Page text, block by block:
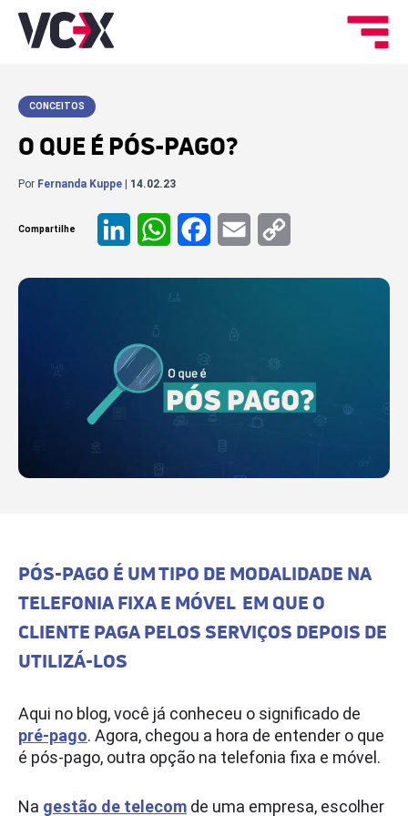
CONCEITOS
O QUE É PÓS-PAGO?
Por Fernanda Kuppe | 14.02.23
Compartilhe
PÓS-PAGO É UM TIPO DE MODALIDADE NA
TELEFONIA FIXA E MÓVEL EM QUE O
CLIENTE PAGA PELOS SERVIÇOS DEPOIS DE
UTILIZÁ-LOS
Aqui no blog, você já conheceu o significado de
pré-pago. Agora, chegou a hora de entender o que
é pós-pago, outra opção na telefonia fixa e móvel.
Na gestão de telecom de uma empresa, escolher